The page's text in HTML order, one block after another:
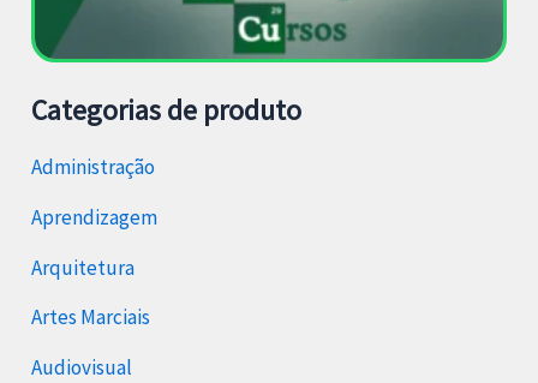
Categorias de produto
Administração
Aprendizagem
Arquitetura
Artes Marciais
Audiovisual